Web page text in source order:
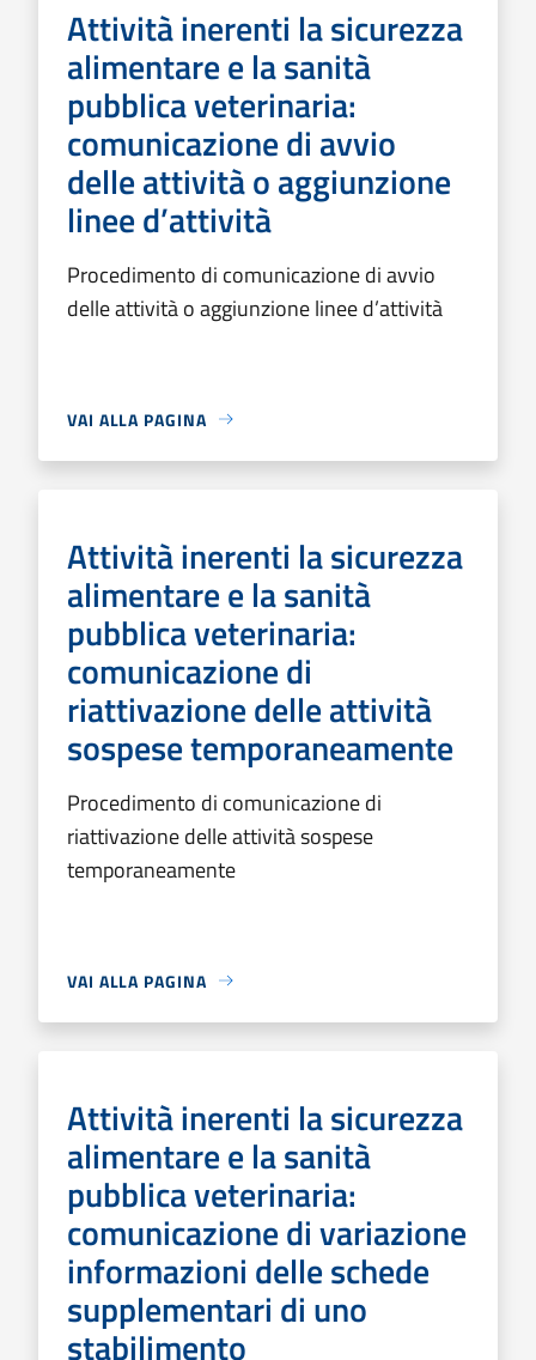
Attività inerenti la sicurezza
alimentare e la sanità
pubblica veterinaria:
comunicazione di avvio
delle attività o aggiunzione
linee d’attività
Procedimento di comunicazione di avvio
delle attività o aggiunzione linee d’attività
VAI ALLA PAGINA
Attività inerenti la sicurezza
alimentare e la sanità
pubblica veterinaria:
comunicazione di
riattivazione delle attività
sospese temporaneamente
Procedimento di comunicazione di
riattivazione delle attività sospese
temporaneamente
VAI ALLA PAGINA
Attività inerenti la sicurezza
alimentare e la sanità
pubblica veterinaria:
comunicazione di variazione
informazioni delle schede
supplementari di uno
stabilimento